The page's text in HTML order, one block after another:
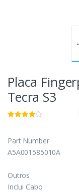
Placa
Tecra S3
Part Number
A5A001585010A
Outros
Inclui Cabo